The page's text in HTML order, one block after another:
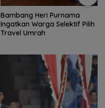
Bambang Heri Purnama
Ingatkan Warga Selektif Pilih
Travel Umrah